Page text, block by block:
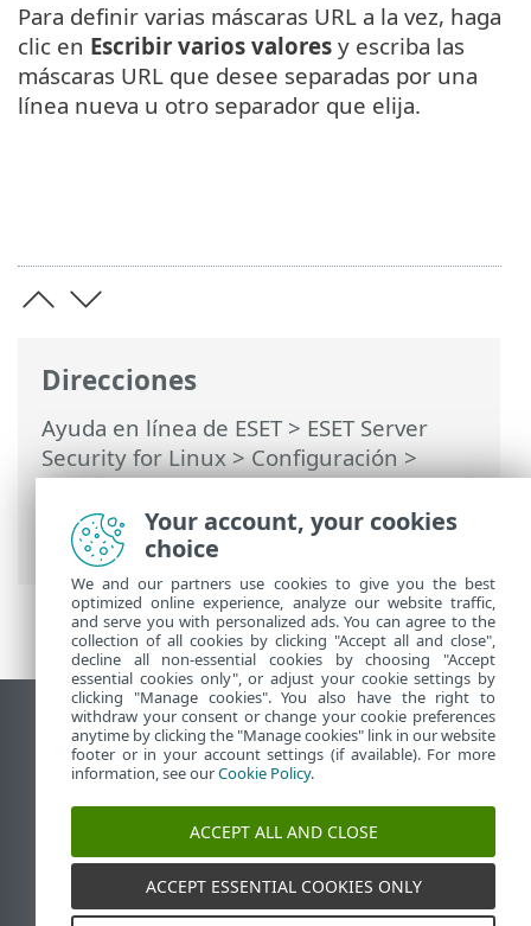
Direcciones
Ayuda en línea de ESET> ESET Server
Security for Linux>Configuración>
Protecciones>Protección del acceso a la
Web>Administración de direcciones URL
> Crear nueva lista
Para definir varias máscaras URL a la vez, haga
clic en Escribir varios valores y escriba las
máscaras URL que desee separadas por una
línea nueva u otro separador que elija.
Ver sitio para ordenador
End of Life
Base de conocimiento de ESET
ESET Status Portal
Soporte técnico regional
Your account, your cookies
choice
We and our partners use cookies to give you the best
optimized online experience, analyze our website traffic,
and serve you with personalized ads. You can agree to the
collection of all cookies by clicking "Accept all and close",
decline all non-essential cookies by choosing "Accept
essential cookies only", or adjust your cookie settings by
clicking "Manage cookies". You also have the right to
withdraw your consent or change your cookie preferences
anytime by clicking the "Manage cookies" link in our website
footer or in your account settings (if available). For more
information, see ourCookie Policy.
ACCEPT ALL AND CLOSE
ACCEPT ESSENTIAL COOKIES ONLY